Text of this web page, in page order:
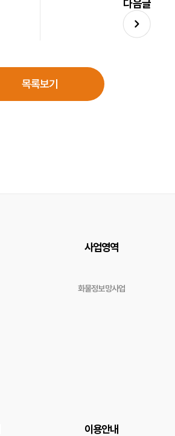
다음글
목록보기
사업영역
화물정보망사업
이용안내